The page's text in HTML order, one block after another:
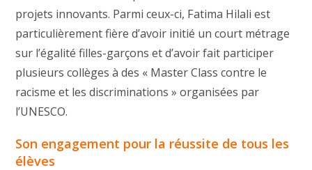
projets innovants. Parmi ceux-ci, Fatima Hilali est
particulièrement fière d’avoir initié un court métrage
sur l’égalité filles-garçons et d’avoir fait participer
plusieurs collèges à des « Master Class contre le
racisme et les discriminations » organisées par
l’UNESCO.
Son engagement pour la réussite de tous les
élèves